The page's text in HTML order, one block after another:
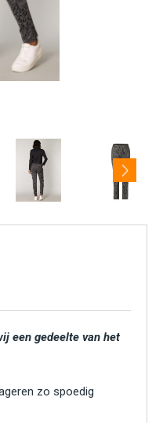
Next
een gedeelte van het
zo spoedig